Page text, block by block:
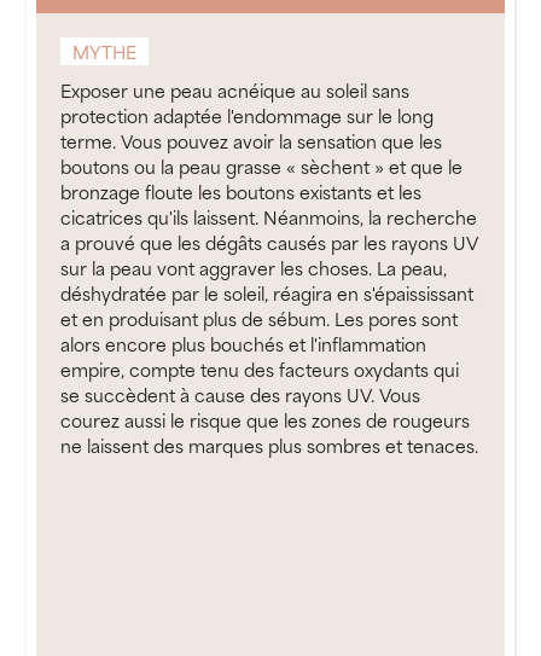
MYTHE
Exposer une peau acnéique au soleil sans
protection adaptée l'endommage sur le long
terme. Vous pouvez avoir la sensation que les
boutons ou la peau grasse « sèchent » et que le
bronzage floute les boutons existants et les
cicatrices qu'ils laissent. Néanmoins, la recherche
a prouvé que les dégâts causés par les rayons UV
sur la peau vont aggraver les choses. La peau,
déshydratée par le soleil, réagira en s'épaississant
et en produisant plus de sébum. Les pores sont
alors encore plus bouchés et l'inflammation
empire, compte tenu des facteurs oxydants qui
se succèdent à cause des rayons UV. Vous
courez aussi le risque que les zones de rougeurs
ne laissent des marques plus sombres et tenaces.